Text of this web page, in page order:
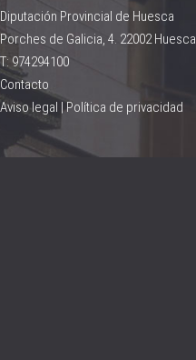
Diputación Provincial de Huesca
Porches de Galicia, 4. 22002 Huesca
T: 974294100
Contacto
Aviso legal |Política de privacidad